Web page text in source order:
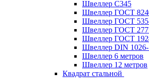
Швеллер С345
Швеллер ГОСТ
Швеллер ГОСТ
Швеллер ГОСТ
Швеллер ГОСТ
Швеллер DIN 1026-
Швеллер 6 метров
Швеллер 12 метров
Квадрат стальной